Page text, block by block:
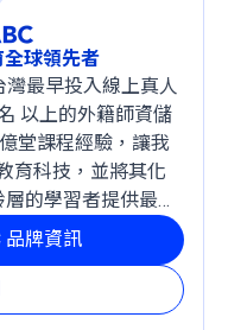
球領先者
灣最早投入線上真人
以上的外籍師資儲
堂課程經驗，讓我
育科技，並將其化
的學習者提供最穩
品牌資訊